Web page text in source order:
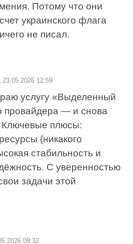
Потому что они
украинского флага
не писал.
23.05.2026 12:59
услугу «Выделенный
провайдера — и снова
Ключевые плюсы:
(никакого
стабильность и
С уверенностью
задачи этой
09:32